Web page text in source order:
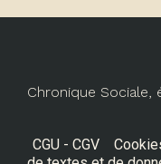
Chronique Sociale,
CGU - CGV